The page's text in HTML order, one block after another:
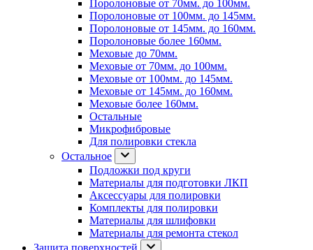
Поролоновые от 70мм. до 100мм.
Поролоновые от 100мм. до 145мм.
Поролоновые от 145мм. до 160мм.
Поролоновые более 160мм.
Меховые до 70мм.
Меховые от 70мм. до 100мм.
Меховые от 100мм. до 145мм.
Меховые от 145мм. до 160мм.
Меховые более 160мм.
Остальные
Микрофибровые
Для полировки стекла
Остальное
Подложки под круги
Материалы для подготовки ЛКП
Аксессуары для полировки
Комплекты для полировки
Материалы для шлифовки
Материалы для ремонта стекол
Защита поверхностей